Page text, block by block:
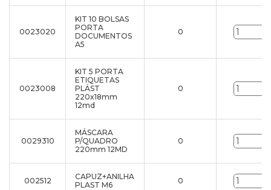
0023020
KIT 10 BOLSAS
PORTA
DOCUMENTOS
A5
0
0023008
KIT 5 PORTA
ETIQUETAS
PLÁST
220x18mm
12md
0
0029310
MÁSCARA
P/QUADRO
220mm 12MD
0
002512
CAPUZ+ANILHA
PLAST M6
0